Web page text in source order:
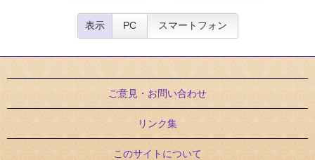
表示 PC スマートフォン
ご意見・お問い合わせ
リンク集
このサイトについて